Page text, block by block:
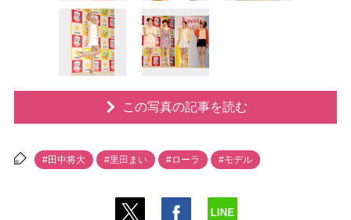
この写真の記事を読む
#田中将大 #里田まい #ローラ #モデル